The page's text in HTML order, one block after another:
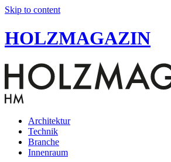
Skip to content
HOLZMAGAZIN
Architektur
Technik
Branche
Innenraum